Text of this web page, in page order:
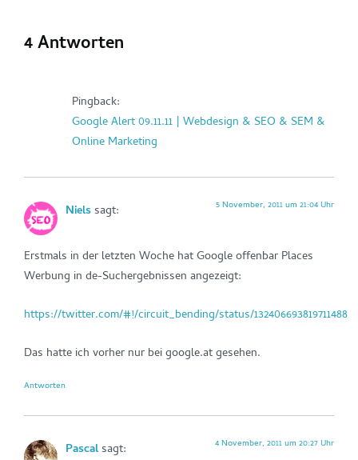
4 Antworten
Pingback:
Google Alert 09.11.11 | Webdesign & SEO & SEM &
Online Marketing
Nielssagt: 5 November, 2011 um 21:04 Uhr
Erstmals in der letzten Woche hat Google offenbar Places
Werbung in de-Suchergebnissen angezeigt:
https://twitter.com/#!/circuit_bending/status/132406693819711488
Das hatte ich vorher nur bei google.at gesehen.
Antworten
Pascalsagt: 4 November, 2011 um 20:27 Uhr